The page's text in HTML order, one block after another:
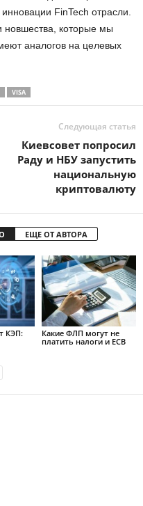
FinTech отрасли.
новшества, которые мы
аналогов на целевых
VISA
Следующая статья
Киевсовет попросил
Раду и НБУ запустить
национальную
криптовалюту
ЕЩЕ ОТ АВТОРА
КЭП:
Какие ФЛП могут не
платить налоги и ЕСВ